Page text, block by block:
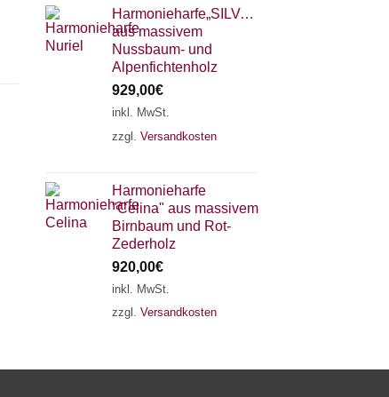
Harmonieharfe„SILVANA"
aus massivem
Nussbaum- und
Alpenfichtenholz
929,00€
inkl. MwSt.
zzgl. Versandkosten
Harmonieharfe
"Celina" aus massivem
Birnbaum und Rot-
Zederholz
920,00€
inkl. MwSt.
zzgl. Versandkosten
18 SAITEN 21 SAITEN 25 SAITEN
AKKORDZITHER